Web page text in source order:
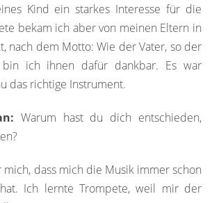
Kind ein starkes Interesse für die
bekam ich aber von meinen Eltern in
nach dem Motto: Wie der Vater, so der
ich ihnen dafür dankbar. Es war
das richtige Instrument.
Warum hast du dich entschieden,
dass mich die Musik immer schon
Ich lernte Trompete, weil mir der